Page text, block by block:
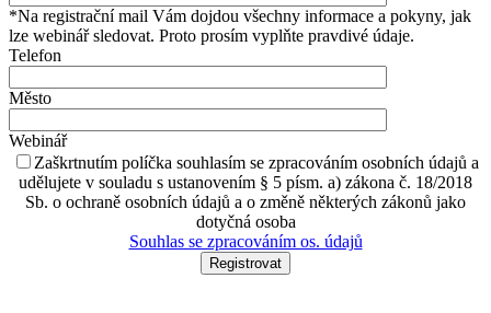
*Na registrační mail Vám dojdou všechny informace a pokyny, jak
lze webinář sledovat. Proto prosím vyplňte pravdivé údaje.
Telefon
Město
Webinář
Zaškrtnutím políčka souhlasím se zpracováním osobních údajů a
udělujete v souladu s ustanovením § 5 písm. a) zákona č. 18/2018
Sb. o ochraně osobních údajů a o změně některých zákonů jako
dotyčná osoba
Souhlas se zpracováním os. údajů